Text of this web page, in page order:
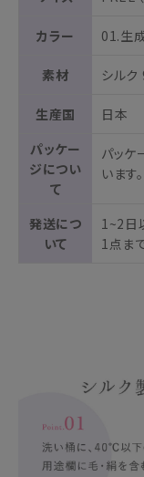
カラー 01.生
素材 シルク
生産国
日本
パッケー
ジについ
て
パッケ
います
発送につ
いて
1~2日
1点ま